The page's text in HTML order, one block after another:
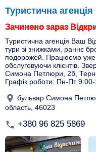
Туристична
Зачинено зараз
Туристична агенція Ваш
тури зі знижками, раннє
подорожей. Працюємо уже
обслуговуючи клієнтів.
Симона Петлюри, 2б,
Графік роботи: Пн-Пт
бульвар Симона
область, 46023
+380 96 825 5869